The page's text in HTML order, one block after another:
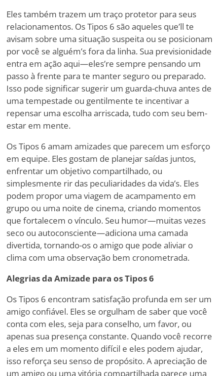
Eles também trazem um traço protetor para seus
relacionamentos. Os Tipos 6 são aqueles que’ll te
avisam sobre uma situação suspeita ou se posicionam
por você se alguém’s fora da linha. Sua previsionidade
entra em ação aqui—eles’re sempre pensando um
passo à frente para te manter seguro ou preparado.
Isso pode significar sugerir um guarda-chuva antes de
uma tempestade ou gentilmente te incentivar a
repensar uma escolha arriscada, tudo com seu bem-
estar em mente.
Os Tipos 6 amam amizades que parecem um esforço
em equipe. Eles gostam de planejar saídas juntos,
enfrentar um objetivo compartilhado, ou
simplesmente rir das peculiaridades da vida’s. Eles
podem propor uma viagem de acampamento em
grupo ou uma noite de cinema, criando momentos
que fortalecem o vínculo. Seu humor—muitas vezes
seco ou autoconsciente—adiciona uma camada
divertida, tornando-os o amigo que pode aliviar o
clima com uma observação bem cronometrada.
Alegrias da Amizade para os Tipos 6
Os Tipos 6 encontram satisfação profunda em ser um
amigo confiável. Eles se orgulham de saber que você
conta com eles, seja para conselho, um favor, ou
apenas sua presença constante. Quando você recorre
a eles em um momento difícil e eles podem ajudar,
isso reforça seu senso de propósito. A apreciação de
um amigo ou uma vitória compartilhada parece uma